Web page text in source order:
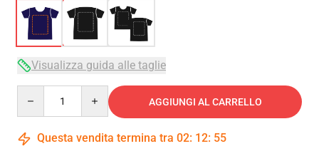
Visualizza guida alle taglie
AGGIUNGI AL CARRELLO
Questa vendita termina tra 02: 12: 54